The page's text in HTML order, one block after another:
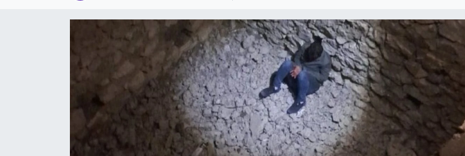
Televizyon